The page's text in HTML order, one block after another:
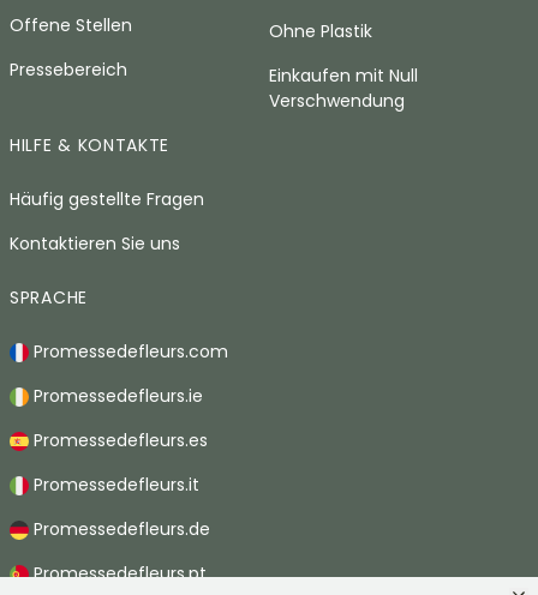
Offene Stellen
Pressebereich
Ohne Plastik
Einkaufen mit Null
Verschwendung
HILFE & KONTAKTE
Häufig gestellte Fragen
Kontaktieren Sie uns
SPRACHE
Promessedefleurs.com
Promessedefleurs.ie
Promessedefleurs.es
Promessedefleurs.it
Promessedefleurs.de
Promessedefleurs.pt